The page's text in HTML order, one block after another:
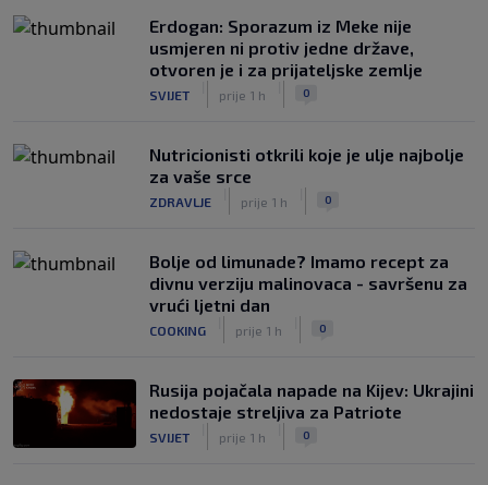
Erdogan: Sporazum iz Meke nije
usmjeren ni protiv jedne države,
otvoren je i za prijateljske zemlje
SVIJET prije 1 h 0
Nutricionisti otkrili koje je ulje najbolje
za vaše srce
ZDRAVLJE prije 1 h 0
Bolje od limunade? Imamo recept za
divnu verziju malinovaca - savršenu za
vrući ljetni dan
COOKING prije 1 h 0
Rusija pojačala napade na Kijev: Ukrajini
nedostaje streljiva za Patriote
SVIJET prije 1 h 0